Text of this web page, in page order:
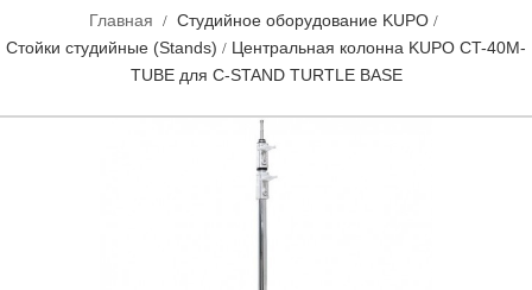
Главная
Студийное оборудование KUPO
Стойки студийные (Stands)
Центральная колонна KUPO CT-40M-
TUBE для C-STAND TURTLE BASE